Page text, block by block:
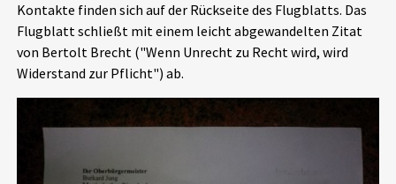
Pressemitteilungen
Podcasts
Projektbeschreibung
Kontakt
Unterstützer_innen
Kontakte finden sich auf der Rückseite des Flugblatts. Das
Flugblatt schließt mit einem leicht abgewandelten Zitat
von Bertolt Brecht ("Wenn Unrecht zu Recht wird, wird
Widerstand zur Pflicht") ab.